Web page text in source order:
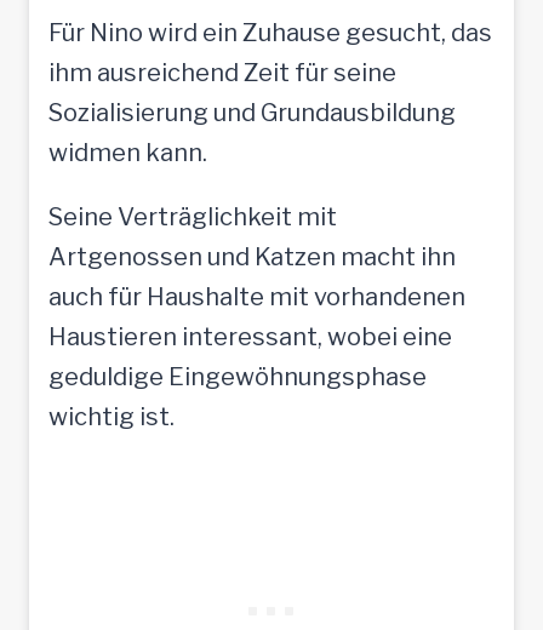
Für Nino wird ein Zuhause gesucht, das
ihm ausreichend Zeit für seine
Sozialisierung und Grundausbildung
widmen kann.
Seine Verträglichkeit mit
Artgenossen und Katzen macht ihn
auch für Haushalte mit vorhandenen
Haustieren interessant, wobei eine
geduldige Eingewöhnungsphase
wichtig ist.